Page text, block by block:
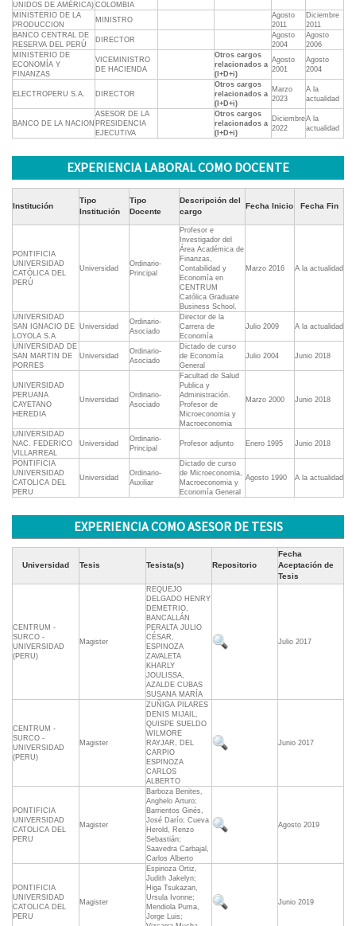
UNIDOS DE AMÉRICA) COLOMBIA
MINISTERIO DE LA
PRODUCCION
MINISTRO
Agosto
2011
Diciembre
2011
BANCO CENTRAL DE
RESERVA DEL PERÚ
DIRECTOR
Agosto
2004
Agosto
2006
MINISTERIO DE
ECONOMÍA Y
FINANZAS
VICEMINISTRO
DE HACIENDA
Otros cargos
relacionados a
(I+D+i)
Agosto
2001
Agosto
2004
ELECTROPERU S.A. DIRECTOR
Otros cargos
relacionados a
(I+D+i)
Marzo
2023
A la
actualidad
BANCO DE LA NACION
ASESOR DE LA
PRESIDENCIA
EJECUTIVA
Otros cargos
relacionados a
(I+D+i)
Diciembre
2022
A la
actualidad
EXPERIENCIA LABORAL COMO DOCENTE
Institución
Tipo
Institución
Tipo
Docente
Descripción del
cargo
Fecha Inicio Fecha Fin
PONTIFICIA
UNIVERSIDAD
CATÓLICA DEL
PERÚ
Universidad
Ordinario-
Principal
Profesor e
Investigador del
Área Académica de
Finanzas,
Contabilidad y
Economía en
CENTRUM
Católica Graduate
Business School.
Marzo 2016 A la actualidad
UNIVERSIDAD
SAN IGNACIO DE
LOYOLA S.A
Universidad
Ordinario-
Asociado
Director de la
Carrera de
Economía
Julio 2009 A la actualidad
UNIVERSIDAD DE
SAN MARTIN DE
PORRES
Universidad
Ordinario-
Asociado
Dictado de curso
de Economía
General
Julio 2004 Junio 2018
UNIVERSIDAD
PERUANA
CAYETANO
HEREDIA
Universidad
Ordinario-
Asociado
Facultad de Salud
Publica y
Administración.
Profesor de
Microeconomia y
Macroeconomia
Marzo 2000 Junio 2018
UNIVERSIDAD
NAC. FEDERICO
VILLARREAL
Universidad
Ordinario-
Principal
Profesor adjunto Enero 1995 Junio 2018
PONTIFICIA
UNIVERSIDAD
CATOLICA DEL
PERU
Universidad
Ordinario-
Auxiliar
Dictado de curso
de Microeconomia,
Macroeconomia y
Economía General
Agosto 1990 A la actualidad
EXPERIENCIA COMO ASESOR DE TESIS
Universidad Tesis Tesista(s) Repositorio
Fecha
Aceptación de
Tesis
CENTRUM -
SURCO -
UNIVERSIDAD
(PERU)
Magister
REQUEJO
DELGADO HENRY
DEMETRIO,
BANCALLÁN
PERALTA JULIO
CÉSAR,
ESPINOZA
ZAVALETA
KHARLY
JOULISSA,
AZALDE CUBAS
SUSANA MARÍA
Julio 2017
CENTRUM -
SURCO -
UNIVERSIDAD
(PERU)
Magister
ZUÑIGA PILARES
DENIS MIJAIL,
QUISPE SUELDO
WILMORE
RAYJAR, DEL
CARPIO
ESPINOZA
CARLOS
ALBERTO
Junio 2017
PONTIFICIA
UNIVERSIDAD
CATOLICA DEL
PERU
Magister
Barboza Benites,
Anghelo Arturo;
Barrientos Ginés,
José Darío; Cueva
Herold, Renzo
Sebastián;
Saavedra Carbajal,
Carlos Alberto
Agosto 2019
PONTIFICIA
UNIVERSIDAD
CATOLICA DEL
PERU
Magister
Espinoza Ortiz,
Judith Jakelyn;
Higa Tsukazan,
Ursula Ivonne;
Mendiola Puma,
Jorge Luis;
Junio 2019